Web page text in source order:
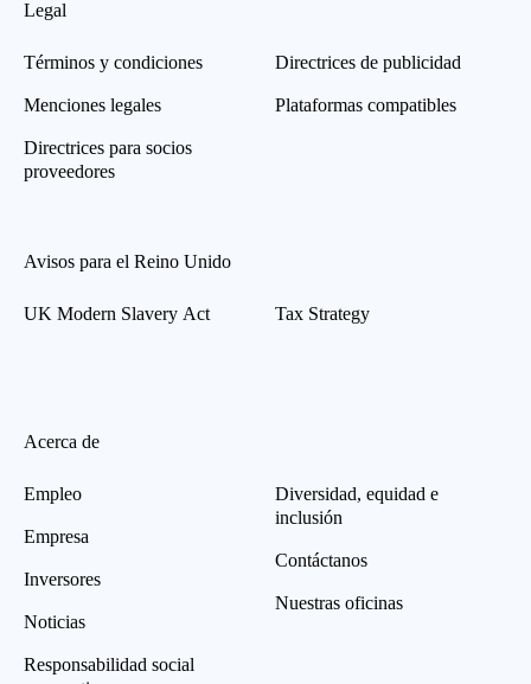
Legal
Términos y condiciones
Menciones legales
Directrices para socios
proveedores
Directrices de publicidad
Plataformas compatibles
Avisos para el Reino Unido
UK Modern Slavery Act Tax Strategy
Acerca de
Empleo
Empresa
Inversores
Noticias
Responsabilidad social
Diversidad, equidad e
inclusión
Contáctanos
Nuestras oficinas